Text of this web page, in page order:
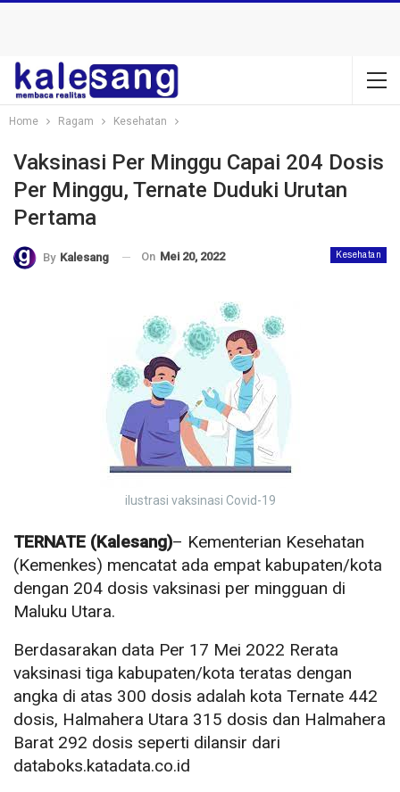
Home Ragam Kesehatan
Vaksinasi Per Minggu Capai 204 Dosis
Per Minggu, Ternate Duduki Urutan
Pertama
Kesehatan
By Kalesang On Mei 20, 2022
ilustrasi vaksinasi Covid-19
TERNATE (Kalesang)– Kementerian Kesehatan
(Kemenkes) mencatat ada empat kabupaten/kota
dengan 204 dosis vaksinasi per mingguan di
Maluku Utara.
Berdasarakan data Per 17 Mei 2022 Rerata
vaksinasi tiga kabupaten/kota teratas dengan
angka di atas 300 dosis adalah kota Ternate 442
dosis, Halmahera Utara 315 dosis dan Halmahera
Barat 292 dosis seperti dilansir dari
databoks.katadata.co.id